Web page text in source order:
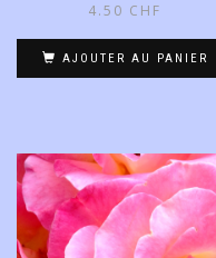
4.50 CHF
AJOUTER AU PANIER